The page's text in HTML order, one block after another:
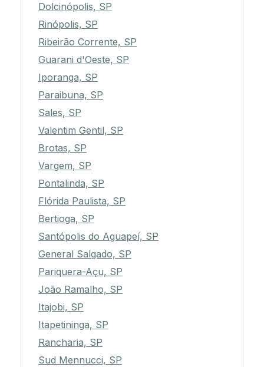
Dolcinópolis, SP
Rinópolis, SP
Ribeirão Corrente, SP
Guarani d'Oeste, SP
Iporanga, SP
Paraibuna, SP
Sales, SP
Valentim Gentil, SP
Brotas, SP
Vargem, SP
Pontalinda, SP
Flórida Paulista, SP
Bertioga, SP
Santópolis do Aguapeí, SP
General Salgado, SP
Pariquera-Açu, SP
João Ramalho, SP
Itajobi, SP
Itapetininga, SP
Rancharia, SP
Sud Mennucci, SP